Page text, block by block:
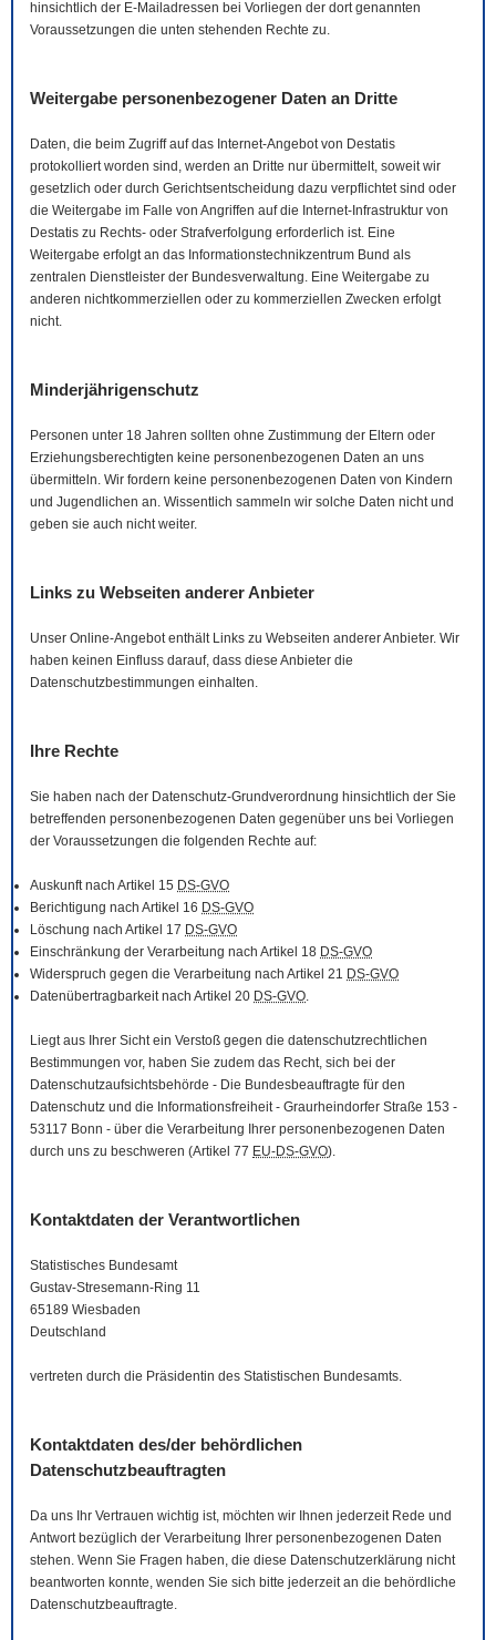
hinsichtlich der E-Mail adressen bei Vorliegen der dort genannten
Voraussetzungen die unten stehenden Rechte zu.
Weitergabe personenbezogener Daten an Dritte
Daten, die beim Zugriff auf das Internet-Angebot von Destatis
protokolliert worden sind, werden an Dritte nur übermittelt, soweit wir
gesetzlich oder durch Gerichtsentscheidung dazu verpflichtet sind oder
die Weitergabe im Falle von Angriffen auf die Internet-Infrastruktur von
Destatis zu Rechts- oder Strafverfolgung erforderlich ist. Eine
Weitergabe erfolgt an das Informationstechnikzentrum Bund als
zentralen Dienstleister der Bundesverwaltung. Eine Weitergabe zu
anderen nichtkommerziellen oder zu kommerziellen Zwecken erfolgt
nicht.
Minderjährigenschutz
Personen unter 18 Jahren sollten ohne Zustimmung der Eltern oder
Erziehungsberechtigten keine personenbezogenen Daten an uns
übermitteln. Wir fordern keine personenbezogenen Daten von Kindern
und Jugendlichen an. Wissentlich sammeln wir solche Daten nicht und
geben sie auch nicht weiter.
Links zu Webseiten anderer Anbieter
Unser Online-Angebot enthält Links zu Webseiten anderer Anbieter. Wir
haben keinen Einfluss darauf, dass diese Anbieter die
Datenschutzbestimmungen einhalten.
Ihre Rechte
Sie haben nach der Datenschutz-Grundverordnung hinsichtlich der Sie
betreffenden personenbezogenen Daten gegenüber uns bei Vorliegen
der Voraussetzungen die folgenden Rechte auf:
Auskunft nach Artikel 15 DS-GVO
Berichtigung nach Artikel 16 DS-GVO
Löschung nach Artikel 17 DS-GVO
Einschränkung der Verarbeitung nach Artikel 18 DS-GVO
Widerspruch gegen die Verarbeitung nach Artikel 21 DS-GVO
Datenübertragbarkeit nach Artikel 20 DS-GVO.
Liegt aus Ihrer Sicht ein Verstoß gegen die datenschutzrechtlichen
Bestimmungen vor, haben Sie zudem das Recht, sich bei der
Datenschutzaufsichtsbehörde - Die Bundesbeauftragte für den
Datenschutz und die Informationsfreiheit - Graurheindorfer Straße 153 -
53117 Bonn - über die Verarbeitung Ihrer personenbezogenen Daten
durch uns zu beschweren (Artikel 77 EU-DS-GVO).
Kontaktdaten der Verantwortlichen
Statistisches Bundesamt
Gustav-Stresemann-Ring 11
65189 Wiesbaden
Deutschland
vertreten durch die Präsidentin des Statistischen Bundesamts.
Kontaktdaten des/der behördlichen
Datenschutzbeauftragten
Da uns Ihr Vertrauen wichtig ist, möchten wir Ihnen jederzeit Rede und
Antwort bezüglich der Verarbeitung Ihrer personenbezogenen Daten
stehen. Wenn Sie Fragen haben, die diese Datenschutzerklärung nicht
beantworten konnte, wenden Sie sich bitte jederzeit an die behördliche
Datenschutzbeauftragte.